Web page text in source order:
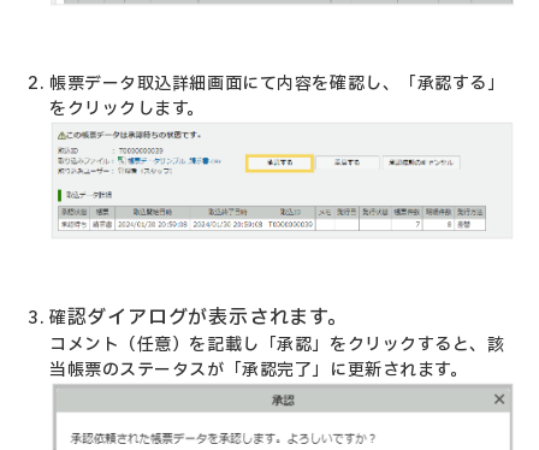
帳票データ取込詳細画面にて内容を確認し、「承認する」
をクリックします。
確認ダイアログが表示されます。
コメント（任意）を記載し「承認」をクリックすると、該
当帳票のステータスが「承認完了」に更新されます。